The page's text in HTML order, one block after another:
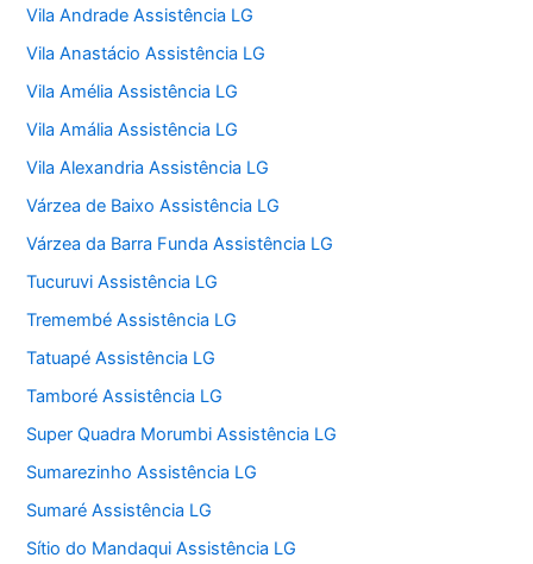
Vila Andrade Assistência LG
Vila Anastácio Assistência LG
Vila Amélia Assistência LG
Vila Amália Assistência LG
Vila Alexandria Assistência LG
Várzea de Baixo Assistência LG
Várzea da Barra Funda Assistência LG
Tucuruvi Assistência LG
Tremembé Assistência LG
Tatuapé Assistência LG
Tamboré Assistência LG
Super Quadra Morumbi Assistência LG
Sumarezinho Assistência LG
Sumaré Assistência LG
Sítio do Mandaqui Assistência LG